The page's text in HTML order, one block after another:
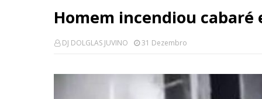
Homem incendiou cabaré
DJ DOLGLAS JUVINO 31 Dezembro